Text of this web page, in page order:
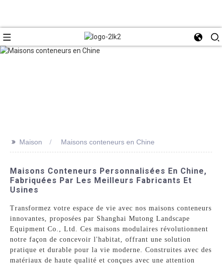
>> Maison Maisons conteneurs en Chine
Maisons Conteneurs Personnalisées En Chine,
Fabriquées Par Les Meilleurs Fabricants Et
Usines
Transformez votre espace de vie avec nos maisons conteneurs
innovantes, proposées par Shanghai Mutong Landscape
Equipment Co., Ltd. Ces maisons modulaires révolutionnent
notre façon de concevoir l'habitat, offrant une solution
pratique et durable pour la vie moderne. Construites avec des
matériaux de haute qualité et conçues avec une attention